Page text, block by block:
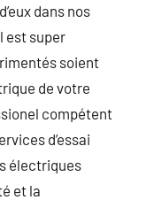
dans nos
est super
soient
de votre
compétent
d’essai
électriques
et la